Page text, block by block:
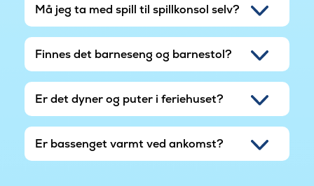
Må jeg ta med spill til spillkonsol selv?
Finnes det barneseng og barnestol?
Er det dyner og puter i feriehuset?
Er bassenget varmt ved ankomst?